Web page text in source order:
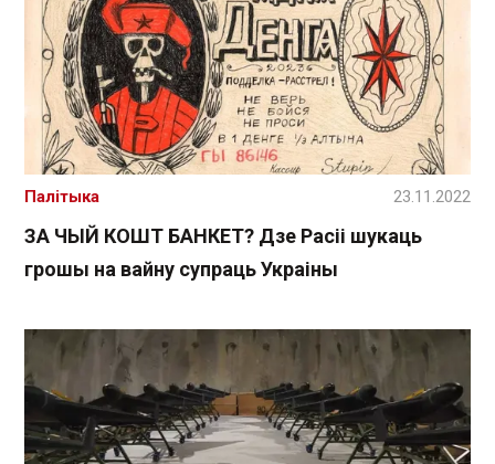
ЗА ЧЫЙ КОШТ БАНКЕТ? Дзе Расіі шукаць
грошы на вайну супраць Украіны
Палітыка 23.11.2022